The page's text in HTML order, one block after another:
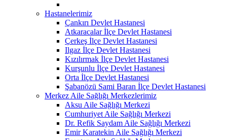
Hastanelerimiz
Çankırı Devlet Hastanesi
Atkaracalar İlçe Devlet Hastanesi
Çerkeş İlçe Devlet Hastanesi
Ilgaz İlçe Devlet Hastanesi
Kızılırmak İlçe Devlet Hastanesi
Kurşunlu İlçe Devlet Hastanesi
Orta İlçe Devlet Hastanesi
Şabanözü Sami Baran İlçe Devlet Hastanesi
Merkez Aile Sağlığı Merkezlerimiz
Aksu Aile Sağlığı Merkezi
Cumhuriyet Aile Sağlığı Merkezi
Dr. Refik Saydam Aile Sağlığı Merkezi
Emir Karatekin Aile Sağlığı Merkezi